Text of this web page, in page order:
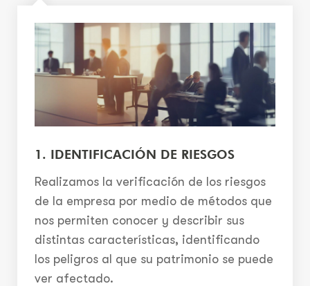
1. IDENTIFICACIÓN DE RIESGOS
Realizamos la verificación de los riesgos
de la empresa por medio de métodos que
nos permiten conocer y describir sus
distintas características, identificando
los peligros al que su patrimonio se puede
ver afectado.